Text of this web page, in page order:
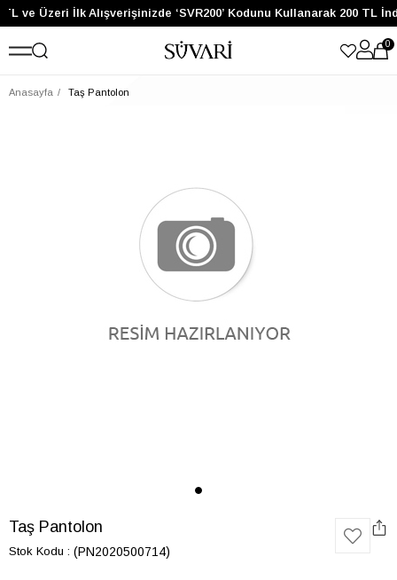
ve Üzeri İlk Alışverişinizde ‘SVR200’ Kodunu Kullanarak 200 TL
0
Anasayfa Taş Pantolon
Taş Pantolon
Stok Kodu (PN2020500714)